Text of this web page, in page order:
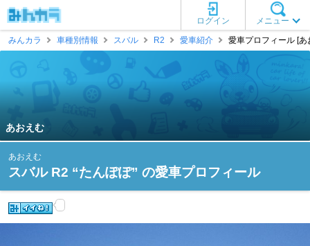
メニュー
ログイン
みんカラ
車種別情報 スバル R2 愛車紹介 愛車プロフィール [あ
あおえむ
あおえむ
スバル R2 “たんぽぽ” の愛車プロフィール